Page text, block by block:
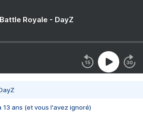
Royale - DayZ
13 ans (et vous l'avez ignoré)